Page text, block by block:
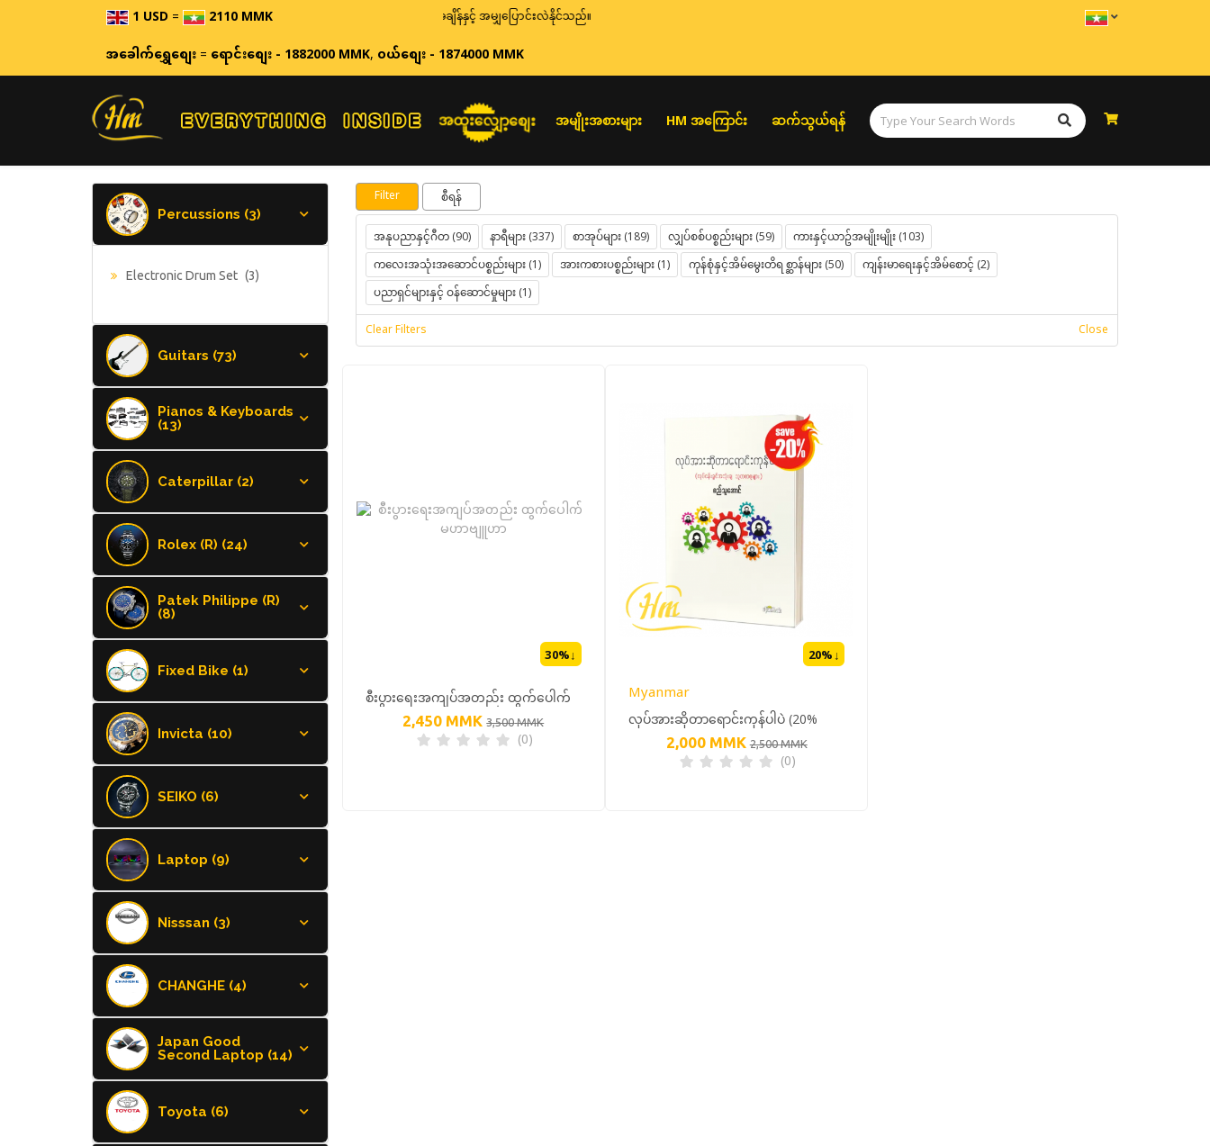
1 USD= 2110 MMK ဈေးနှုန်းများသည် အချိန်နှင့် အမျှပြောင်းလဲနိုင်သည်။
အခေါက်ရွှေစျေး=ရောင်းစျေး - 1882000 MMK,ဝယ်စျေး - 1874000 MMK
အထူးလျှော့စျေး အမျိုးအစားများ HM အကြောင်း ဆက်သွယ်ရန်
Percussions (3)
Electronic Drum Set (3)
Guitars (73)
Pianos & Keyboards
(13)
Caterpillar (2)
Rolex (R) (24)
Patek Philippe (R)
(8)
Fixed Bike (1)
Invicta (10)
SEIKO (6)
Laptop (9)
Nisssan (3)
CHANGHE (4)
Japan Good
Second Laptop (14)
Toyota (6)
Filter စီရန်
အနုပညာနှင့်ဂီတ (90) နာရီများ (337) စာအုပ်များ (189) လျှပ်စစ်ပစ္စည်းများ (59)
ကားနှင့်ယာဥ်အမျိုးမျိုး (103)
ကလေးအသုံးအဆောင်ပစ္စည်းများ (1)
အားကစားပစ္စည်းများ (1) ကုန်စုံနှင့်အိမ်မွေးတိရစ္ဆာန်များ (50)
ကျန်းမာရေးနှင့်အိမ်စောင့် (2)
ပညာရှင်များနှင့် ဝန်ဆောင်မှုများ (1)
Clear Filters Close
30%↓
စီးပွားရေးအကျပ်အတည်း ထွက်ပေါက်
မဟာဗျူဟာ
2,450 MMK 3,500 MMK
(0)
20%↓
Myanmar
လုပ်အားဆိုတာရောင်းကုန်ပါပဲ (20%
2,000 MMK 2,500 MMK
(0)